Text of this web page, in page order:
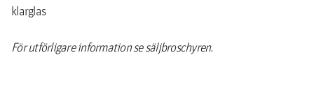
klarglas
För utförligare information se säljbroschyren.